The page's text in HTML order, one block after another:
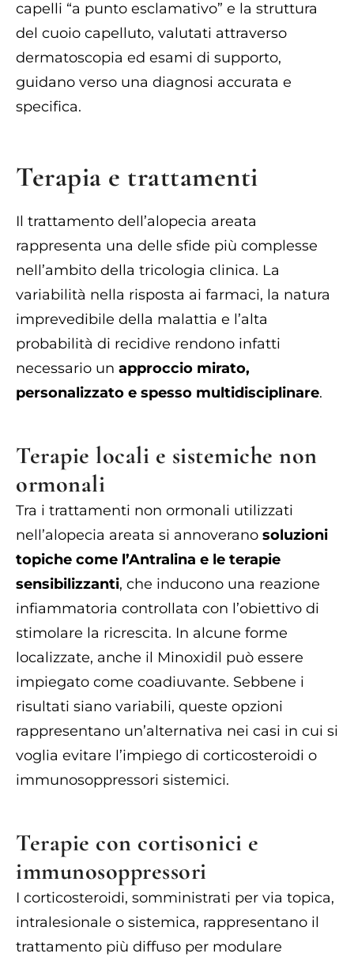
capelli “a punto esclamativo” e la struttura
del cuoio capelluto, valutati attraverso
dermatoscopia ed esami di supporto,
guidano verso una diagnosi accurata e
specifica.
Terapia e trattamenti
Il trattamento dell’alopecia areata
rappresenta una delle sfide più complesse
nell’ambito della tricologia clinica. La
variabilità nella risposta ai farmaci, la natura
imprevedibile della malattia e l’alta
probabilità di recidive rendono infatti
necessario un approccio mirato,
personalizzato e spesso multidisciplinare.
Terapie locali e sistemiche non
ormonali
Tra i trattamenti non ormonali utilizzati
nell’alopecia areata si annoverano soluzioni
topiche come l’Antralina e le terapie
sensibilizzanti, che inducono una reazione
infiammatoria controllata con l’obiettivo di
stimolare la ricrescita. In alcune forme
localizzate, anche il Minoxidil può essere
impiegato come coadiuvante. Sebbene i
risultati siano variabili, queste opzioni
rappresentano un’alternativa nei casi in cui si
voglia evitare l’impiego di corticosteroidi o
immunosoppressori sistemici.
Terapie con cortisonici e
immunosoppressori
I corticosteroidi, somministrati per via topica,
intralesionale o sistemica, rappresentano il
trattamento più diffuso per modulare